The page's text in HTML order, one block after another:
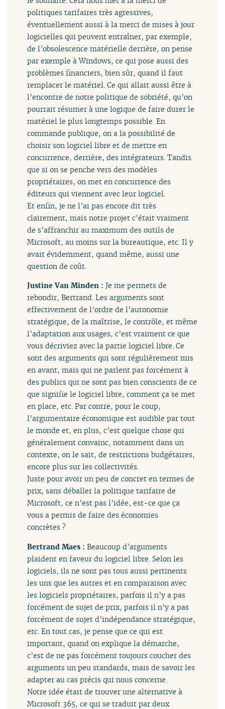
politiques tarifaires très agressives,
éventuellement aussi à la merci de mises à jour
logicielles qui peuvent entraîner, par exemple,
de l’obsolescence matérielle derrière, on pense
par exemple à Windows, ce qui pose aussi des
problèmes financiers, bien sûr, quand il faut
remplacer le matériel. Ce qui allait aussi être à
l’encontre de notre politique de sobriété, qu’on
pourrait résumer à une logique de faire durer le
matériel le plus longtemps possible. En
commande publique, on a la possibilité de
choisir son logiciel libre et de mettre en
concurrence, derrière, des intégrateurs. Tandis
que si on se penche vers des modèles
propriétaires, on met en concurrence des
éditeurs qui viennent avec leur logiciel.
Et enfin, je ne l’ai pas encore dit très
clairement, mais notre projet c’était vraiment
de s’affranchir au maximum des outils de
Microsoft, au moins sur la bureautique, etc. Il y
avait évidemment, quand même, aussi une
question de coût.
Justine Van Minden :Je me permets de
rebondir, Bertrand. Les arguments sont
effectivement de l’ordre de l’autonomie
stratégique, de la maîtrise, le contrôle, et même
l’adaptation aux usages, c’est vraiment ce que
vous décriviez avec la partie logiciel libre. Ce
sont des arguments qui sont régulièrement mis
en avant, mais qui ne parlent pas forcément à
des publics qui ne sont pas bien conscients de ce
que signifie le logiciel libre, comment ça se met
en place, etc. Par contre, pour le coup,
l’argumentaire économique est audible par tout
le monde et, en plus, c’est quelque chose qui
généralement convainc, notamment dans un
contexte, on le sait, de restrictions budgétaires,
encore plus sur les collectivités.
Juste pour avoir un peu de concret en termes de
prix, sans déballer la politique tarifaire de
Microsoft, ce n’est pas l’idée, est-ce que ça
vous a permis de faire des économies
concrètes ?
Bertrand Maes :Beaucoup d’arguments
plaident en faveur du logiciel libre. Selon les
logiciels, ils ne sont pas tous aussi pertinents
les uns que les autres et en comparaison avec
les logiciels propriétaires, parfois il n’y a pas
forcément de sujet de prix, parfois il n’y a pas
forcément de sujet d’indépendance stratégique,
etc. En tout cas, je pense que ce qui est
important, quand on explique la démarche,
c’est de ne pas forcément toujours coucher des
arguments un peu standards, mais de savoir les
adapter au cas précis qui nous concerne.
Notre idée était de trouver une alternative à
Microsoft 365, ce qui se traduit par deux